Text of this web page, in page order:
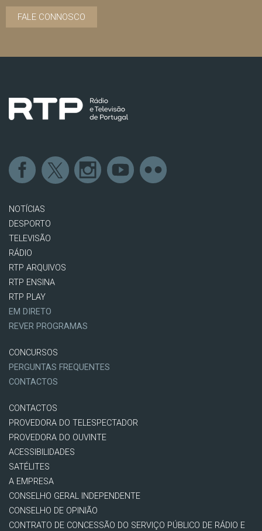
FALE CONNOSCO
NOTÍCIAS
DESPORTO
TELEVISÃO
RÁDIO
RTP ARQUIVOS
RTP ENSINA
RTP PLAY
EM DIRETO
REVER PROGRAMAS
CONCURSOS
PERGUNTAS FREQUENTES
CONTACTOS
CONTACTOS
PROVEDORA DO TELESPECTADOR
PROVEDORA DO OUVINTE
ACESSIBILIDADES
SATÉLITES
A EMPRESA
CONSELHO GERAL INDEPENDENTE
CONSELHO DE OPINIÃO
CONTRATO DE CONCESSÃO DO SERVIÇO PÚBLICO DE RÁDIO E